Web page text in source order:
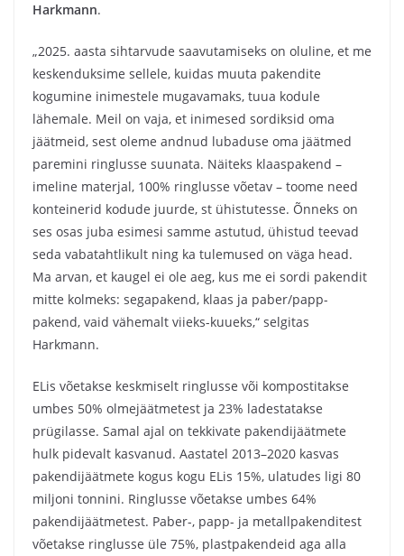
Harkmann.
„2025. aasta sihtarvude saavutamiseks on oluline, et me
keskenduksime sellele, kuidas muuta pakendite
kogumine inimestele mugavamaks, tuua kodule
lähemale. Meil on vaja, et inimesed sordiksid oma
jäätmeid, sest oleme andnud lubaduse oma jäätmed
paremini ringlusse suunata. Näiteks klaaspakend –
imeline materjal, 100% ringlusse võetav – toome need
konteinerid kodude juurde, st ühistutesse. Õnneks on
ses osas juba esimesi samme astutud, ühistud teevad
seda vabatahtlikult ning ka tulemused on väga head.
Ma arvan, et kaugel ei ole aeg, kus me ei sordi pakendit
mitte kolmeks: segapakend, klaas ja paber/papp-
pakend, vaid vähemalt viieks-kuueks,“ selgitas
Harkmann.
ELis võetakse keskmiselt ringlusse või kompostitakse
umbes 50% olmejäätmetest ja 23% ladestatakse
prügilasse. Samal ajal on tekkivate pakendijäätmete
hulk pidevalt kasvanud. Aastatel 2013–2020 kasvas
pakendijäätmete kogus kogu ELis 15%, ulatudes ligi 80
miljoni tonnini. Ringlusse võetakse umbes 64%
pakendijäätmetest. Paber-, papp- ja metallpakenditest
võetakse ringlusse üle 75%, plastpakendeid aga alla